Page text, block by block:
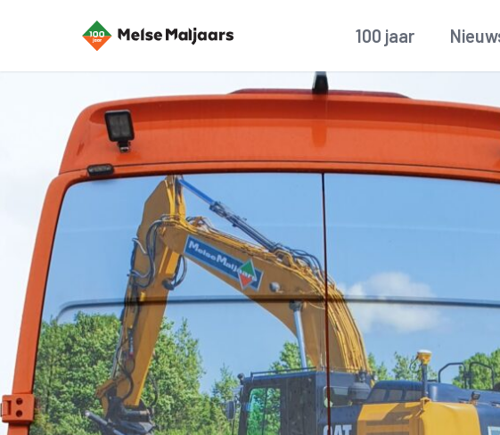
100 jaar